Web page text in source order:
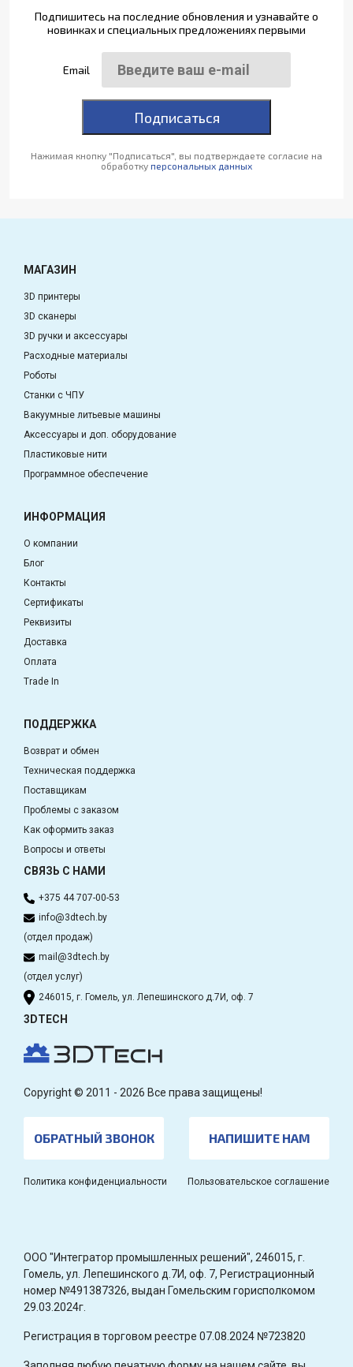
Подпишитесь на последние обновления и узнавайте о
новинках и специальных предложениях первыми
Email
Подписаться
Нажимая кнопку "Подписаться", вы подтверждаете согласие на
обработку персональных данных
МАГАЗИН
3D принтеры
3D сканеры
3D ручки и аксессуары
Расходные материалы
Роботы
Станки с ЧПУ
Вакуумные литьевые машины
Аксессуары и доп. оборудование
Пластиковые нити
Программное обеспечение
ИНФОРМАЦИЯ
О компании
Блог
Контакты
Сертификаты
Реквизиты
Доставка
Оплата
Trade In
ПОДДЕРЖКА
Возврат и обмен
Техническая поддержка
Поставщикам
Проблемы с заказом
Как оформить заказ
Вопросы и ответы
СВЯЗЬ С НАМИ
+375 44 707-00-53
info@3dtech.by
(отдел продаж)
mail@3dtech.by
(отдел услуг)
246015, г. Гомель, ул. Лепешинского д.7И, оф. 7
3DTECH
Copyright © 2011 - 2026 Все права защищены!
ОБРАТНЫЙ ЗВОНОК НАПИШИТЕ НАМ
Политика конфиденциальности Пользовательское соглашение
OOO "Интегратор промышленных решений", 246015, г.
Гомель, ул. Лепешинского д.7И, оф. 7, Регистрационный
номер №491387326, выдан Гомельским горисполкомом
29.03.2024г.
Регистрация в торговом реестре 07.08.2024 №723820